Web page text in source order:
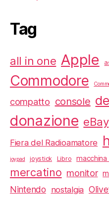
Tag
all in one Apple
Commodore
compatto console
donazione eBay
Fiera del Radioamatore
joypad joystick Libro
mercatino monitor
Nintendo nostalgia